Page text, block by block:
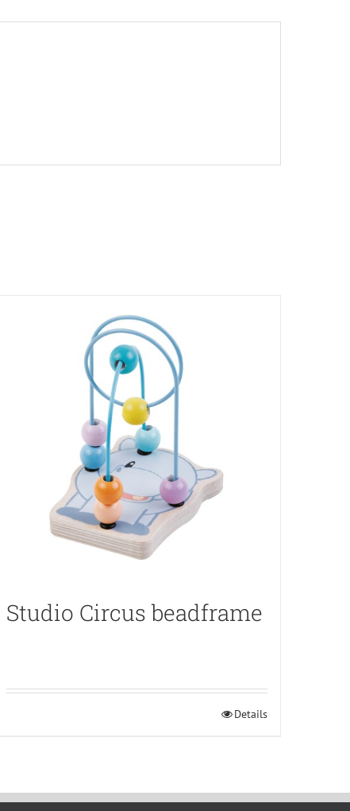
Studio Circus beadframe
Details